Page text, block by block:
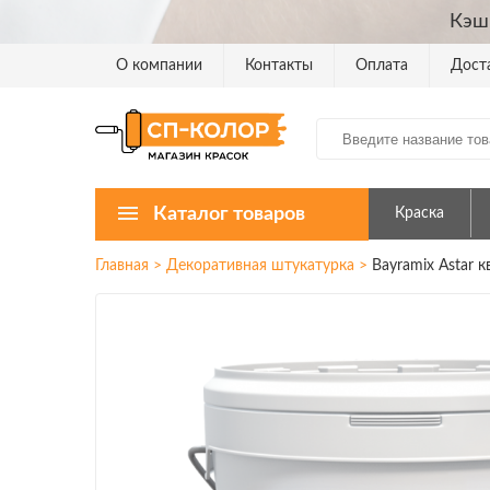
О компании Контакты Оплата
Каталог товаров Краска
Главная > Декоративная штукатурка > Bayramix Astar